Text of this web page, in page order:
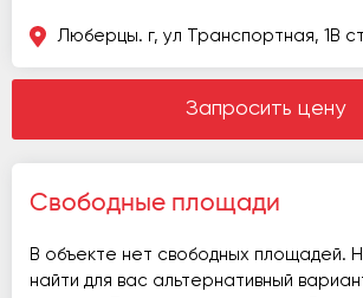
Люберцы. г, ул Транспортная, 1В
Запросить цену
Свободные площади
В объекте нет свободных площадей.
найти для вас альтернативный